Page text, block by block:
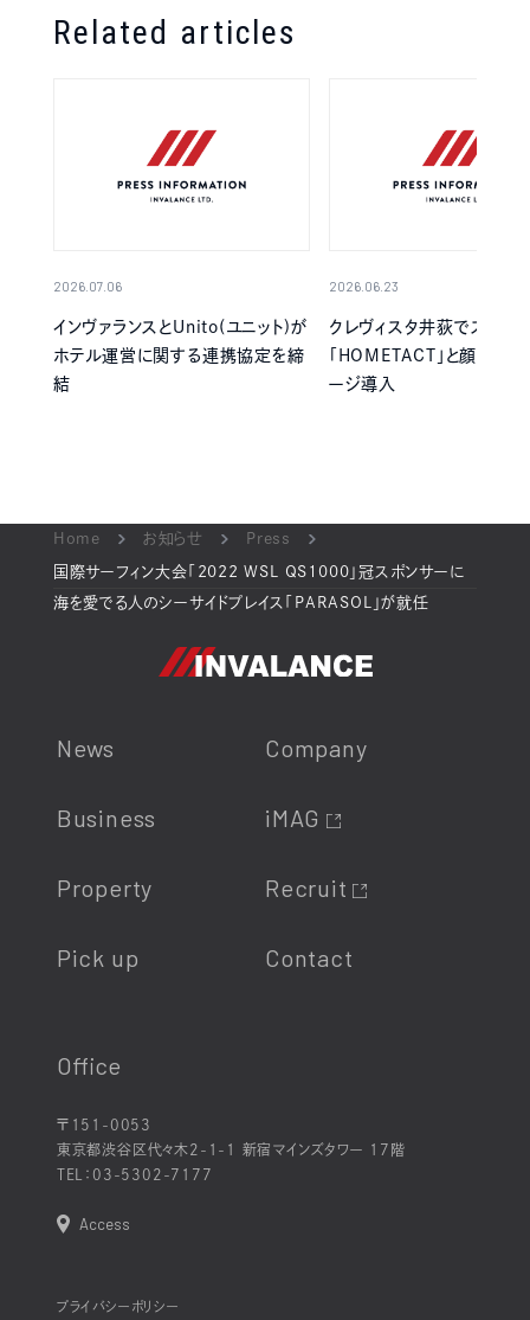
Related articles
2026.07.06
インヴァランスとUnito(ユニット)が
ホテル運営に関する連携協定を締
結
2026.06.23
クレヴィスタ井荻でスマー
「HOMETACT」と顔認証
ージ導入
Home お知らせ Press
国際サーフィン大会「2022 WSL QS1000」冠スポンサーに
海を愛でる人のシーサイドプレイス「PARASOL」が就任
News
Business
Property
Pick up
Company
iMAG
Recruit
Contact
Office
〒151-0053
東京都渋谷区代々木2-1-1 新宿マインズタワー 17階
TEL： 03-5302-7177
Access
プライバシーポリシー